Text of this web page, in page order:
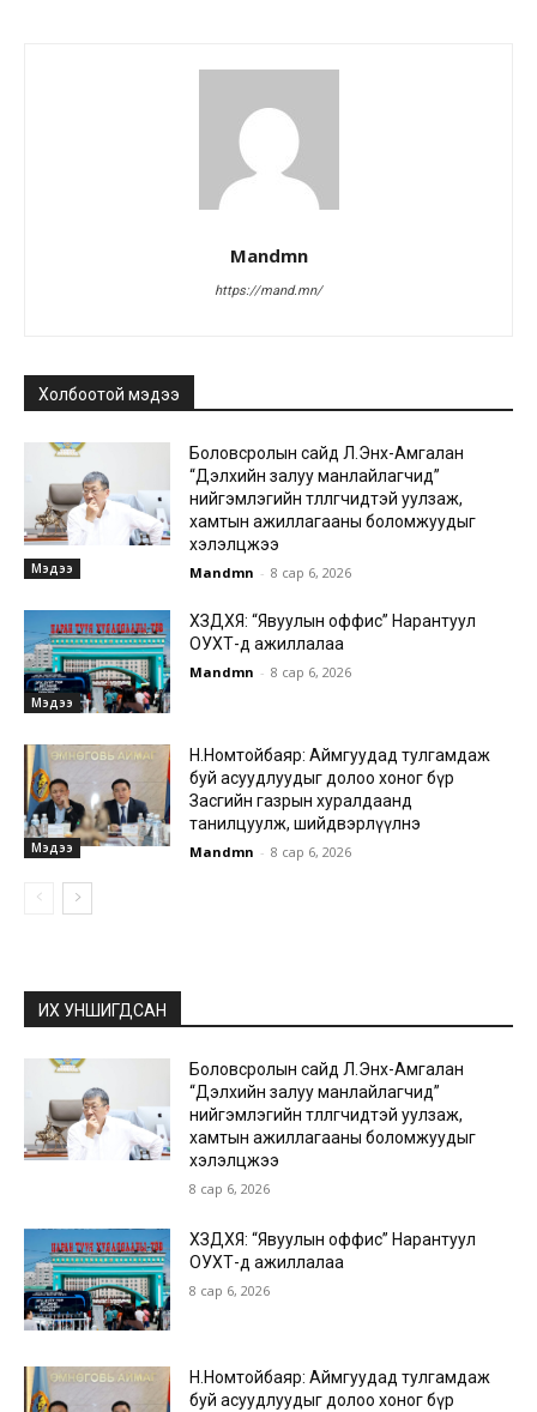
Mandmn
https://mand.mn/
Холбоотой мэдээ
Мэдээ
Боловсролын сайд Л.Энх-Амгалан
“Дэлхийн залуу манлайлагчид”
нийгэмлэгийн төлөөлөгчидтэй уулзаж,
хамтын ажиллагааны боломжуудыг
хэлэлцжээ
Mandmn - 8 сар 6, 2026
Мэдээ
ХЗДХЯ: “Явуулын оффис” Нарантуул
ОУХТ-д ажиллалаа
Mandmn - 8 сар 6, 2026
Мэдээ
Н.Номтойбаяр: Аймгуудад тулгамдаж
буй асуудлуудыг долоо хоног бүр
Засгийн газрын хуралдаанд
танилцуулж, шийдвэрлүүлнэ
Mandmn - 8 сар 6, 2026
ИХ УНШИГДСАН
Боловсролын сайд Л.Энх-Амгалан
“Дэлхийн залуу манлайлагчид”
нийгэмлэгийн төлөөлөгчидтэй уулзаж,
хамтын ажиллагааны боломжуудыг
хэлэлцжээ
8 сар 6, 2026
ХЗДХЯ: “Явуулын оффис” Нарантуул
ОУХТ-д ажиллалаа
8 сар 6, 2026
Н.Номтойбаяр: Аймгуудад тулгамдаж
буй асуудлуудыг долоо хоног бүр